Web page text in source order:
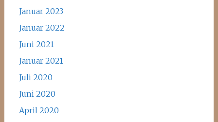
Januar 2023
Januar 2022
Juni 2021
Januar 2021
Juli 2020
Juni 2020
April 2020